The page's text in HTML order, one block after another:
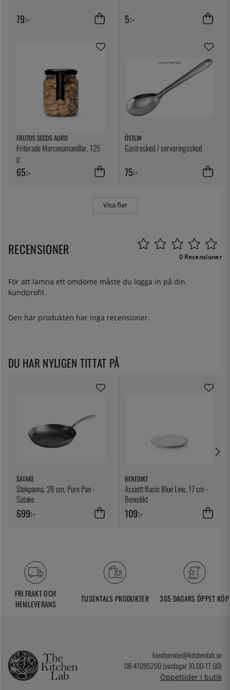
79:- 5:-
FRUTOS SECOS AURO
Friterade Marconamandlar, 125
g
65:-
ÖSTLIN
Gastrosked / serveringssked
75:-
Visa fler
RECENSIONER 0 Recensioner
För att lämna ett omdöme måste du logga in på din
kundprofil.
Den här produkten har inga recensioner.
DU HAR NYLIGEN TITTAT PÅ
SATAKE
Stekpanna, 28 cm, Pure Pan -
Satake
699:-
BENEDIKT
Assiett Basic Blue Line, 17 cm -
Benedikt
109:-
FRI FRAKT OCH
HEMLEVERANS
TUSENTALS PRODUKTER 365 DAGARS ÖPPET KÖP
kundservice@kitchenlab.se
08-41095200 (vardagar 10.00-17.00)
Öppettider i butik